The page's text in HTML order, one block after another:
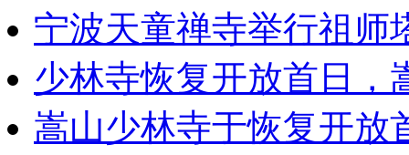
宁波天童禅寺举行祖师
少林寺恢复开放首日，
嵩山少林寺于恢复开放